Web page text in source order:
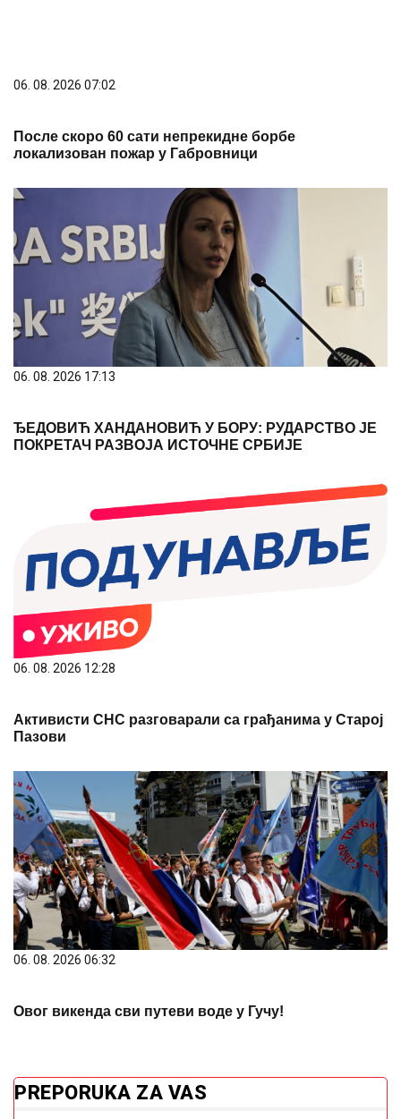
06. 08. 2026 07:02
После скоро 60 сати непрекидне борбе
локализован пожар у Габровници
06. 08. 2026 17:13
ЂЕДОВИЋ ХАНДАНОВИЋ У БОРУ: РУДАРСТВО ЈЕ
ПОКРЕТАЧ РАЗВОЈА ИСТОЧНЕ СРБИЈЕ
06. 08. 2026 12:28
Активисти СНС разговарали са грађанима у Старој
Пазови
06. 08. 2026 06:32
Овог викенда сви путеви воде у Гучу!
PREPORUKA ZA VAS